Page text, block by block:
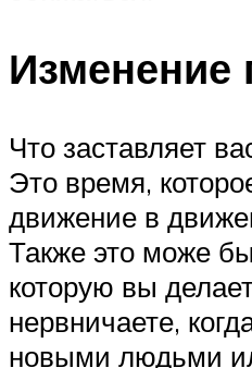
Изменение
Что заставляет
Это время,
движение в
Также это може
которую вы
нервничаете,
новыми людьми